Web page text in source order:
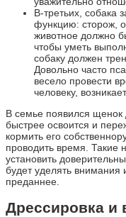
В-третьих, собака
функцию: сторож,
животное должно
чтобы уметь
собаку должен
Довольно часто
весело провести
человеку,
В семье появился щенок
быстрее освоится и
кормить его
проводить время. Такие
установить
будет уделять внимания
преданнее.
Дрессировка и